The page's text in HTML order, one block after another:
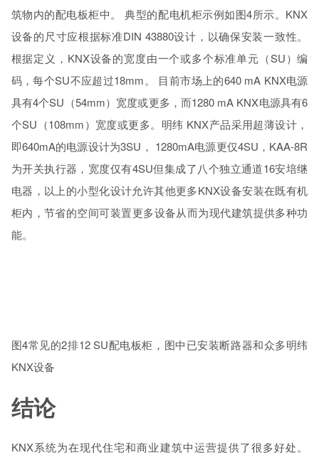
筑物内的配电板柜中。 典型的配电机柜示例如图4所示。KNX
设备的尺寸应根据标准DIN 43880设计，以确保安装一致性。
根据定义，KNX设备的宽度由一个或多个标准单元（SU）编
码，每个SU不应超过18mm。 目前市场上的640 mA KNX电源
具有4个SU（54mm）宽度或更多，而1280 mA KNX电源具有6
个SU（108mm）宽度或更多。明纬 KNX产品采用超薄设计，
即640mA的电源设计为3SU， 1280mA电源更仅4SU，KAA-8R
为开关执行器，宽度仅有4SU但集成了八个独立通道16安培继
电器，以上的小型化设计允许其他更多KNX设备安装在既有机
柜内，节省的空间可装置更多设备从而为现代建筑提供多种功
能。
图4常见的2排12 SU配电板柜，图中已安装断路器和众多明纬
KNX设备
结论
KNX系统为在现代住宅和商业建筑中运营提供了很多好处。